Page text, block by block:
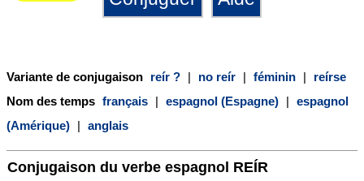
Variante de conjugaison reír ? | no reír | féminin |
reírse
Nom des temps français | espagnol (Espagne) | espagnol
(Amérique) | anglais
Conjugaison du verbe espagnol REÍR